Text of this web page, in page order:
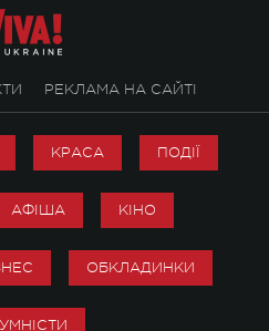
РЕКЛАМА НА САЙТІ
КРАСА ПОДІЇ
АФІША КІНО
ОБКЛАДИНКИ